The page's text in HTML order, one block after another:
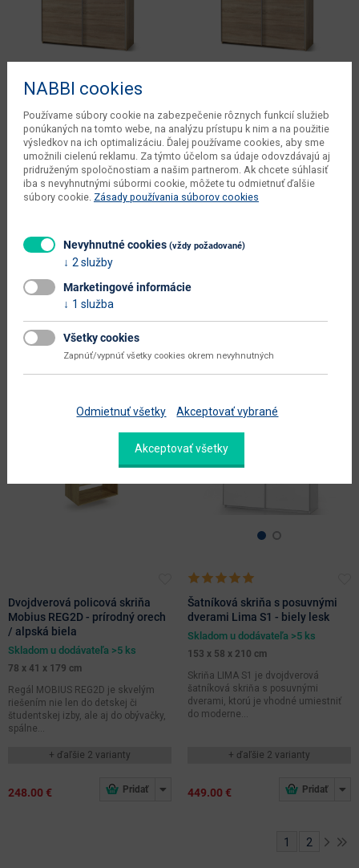
Šatníková skriňa s posuvnými
dverami Lima S1 - dub sonoma
Skladom u dodávateľa >5 ks
153 x 58 x 210 cm
dverami, ktorú je vhodné umiestniť
do moderne...
+ ďaľšie 2 varianty
396.00 €
Šatníková skriňa s posuvnými
dverami Lima S1 - dub sonoma /
biely lesk
Skladom u dodávateľa >5 ks
153 x 58 x 210 cm
šatníková skriňa s posuvnými
dverami, ktorú je vhodné umiestniť
Tento produkt si práve
prezerá 8 zákazníkov
Dvojdverová policová skriňa
Mobius REG2D - prírodný orech
/ alpská biela
Skladom u dodávateľa >5 ks
78 x 41 x 179 cm
Regál MOBIUS REG2D je skvelým
riešením nie len do detskej či
študentskej izby, ale aj do obývačky,
spálne...
+ ďaľšie 2 varianty
248.00 €
Šatníková skriňa s posuvnými
dverami Lima S1 - biely lesk
Skladom u dodávateľa >5 ks
153 x 58 x 210 cm
Skriňa LIMA S1 je dvojdverová
šatníková skriňa s posuvnými
dverami, ktorú je vhodné umiestniť
do moderne...
+ ďaľšie 2 varianty
449.00 €
1 2
NABBI cookies
Používame súbory cookie na zabezpečenie rôznych funkcií služieb
ponúkaných na tomto webe, na analýzu prístupu k nim a na použitie
výsledkov na ich optimalizáciu. Ďalej používame cookies, aby sme
umožnili cielenú reklamu. Za týmto účelom sa údaje odovzdávajú aj
pridruženým spoločnostiam a našim partnerom. Ak chcete súhlasiť
iba s nevyhnutnými súbormi cookie, môžete tu odmietnuť ďalšie
súbory cookie. Zásady používania súborov cookies
Nevyhnutné cookies (vždy požadované)
2 služby
Marketingové informácie
1 služba
Všetky cookies
Zapnúť/vypnúť všetky cookies okrem nevyhnutných
Odmietnuť všetky Akceptovať vybrané
Akceptovať všetky